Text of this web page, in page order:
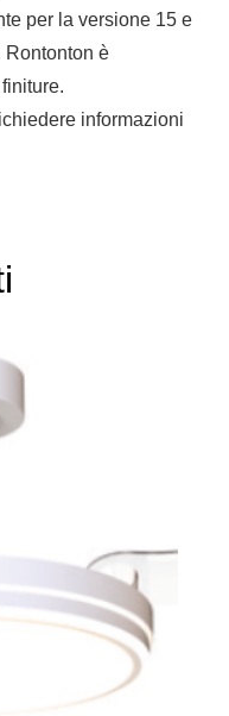
per la versione 15 e
Rontonton è
informazioni